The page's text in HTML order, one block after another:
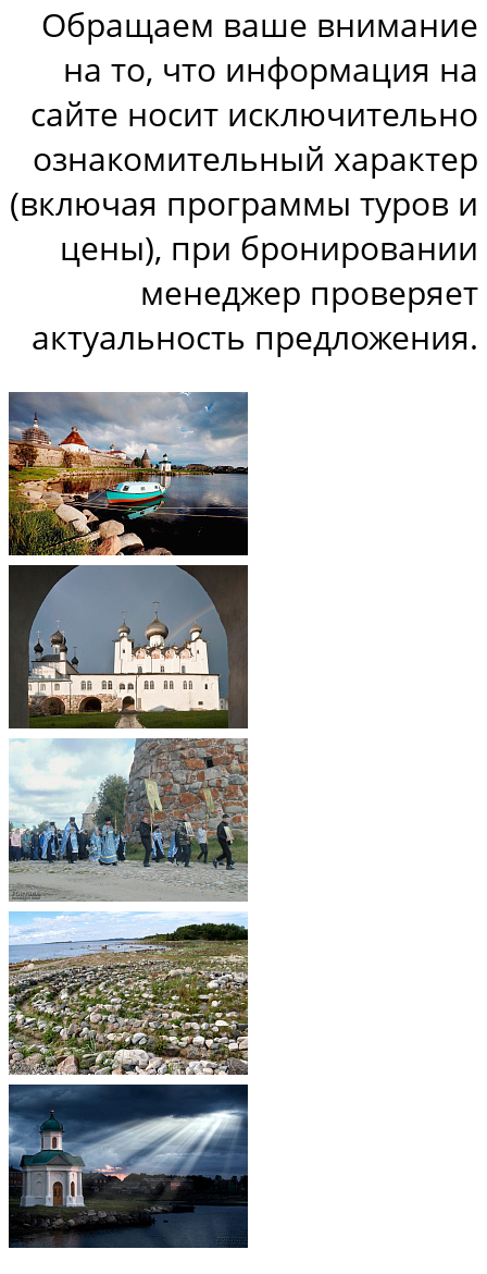
Обращаем ваше внимание
на то, что информация на
сайте носит исключительно
ознакомительный характер
(включая программы туров и
цены), при бронировании
менеджер проверяет
актуальность предложения.